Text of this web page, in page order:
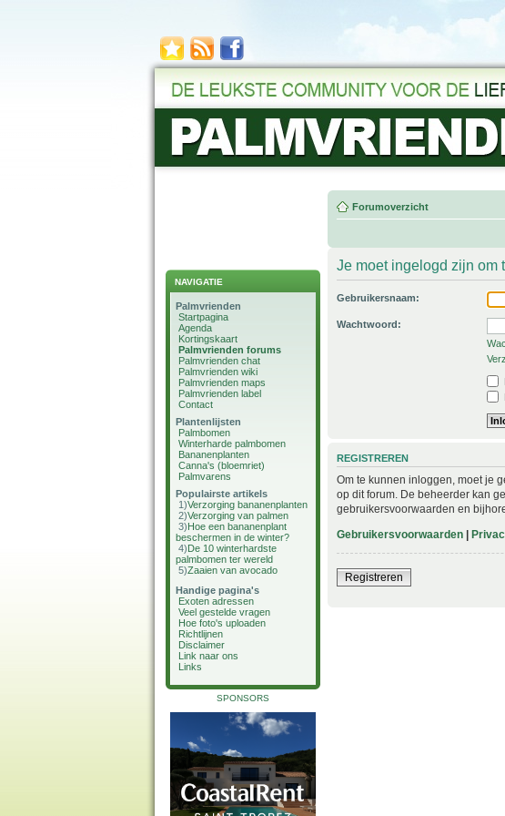
NAVIGATIE
Palmvrienden
Startpagina
Agenda
Kortingskaart
Palmvrienden forums
Palmvrienden chat
Palmvrienden wiki
Palmvrienden maps
Palmvrienden label
Contact
Plantenlijsten
Palmbomen
Winterharde palmbomen
Bananenplanten
Canna's (bloemriet)
Palmvarens
Populairste artikels
1)Verzorging bananenplanten
2)Verzorging van palmen
3)Hoe een bananenplant
beschermen in de winter?
4)De 10 winterhardste
palmbomen ter wereld
5)Zaaien van avocado
Handige pagina's
Exoten adressen
Veel gestelde vragen
Hoe foto's uploaden
Richtlijnen
Disclaimer
Link naar ons
Links
SPONSORS
Forumoverzicht
Je moet ingelogd zijn om
Gebruikersnaam:
Wachtwoord:
REGISTREREN
Om te kunnen inloggen, moet je
op dit forum. De beheerder kan
gebruikersvoorwaarden en
Gebruikersvoorwaarden |
Registreren